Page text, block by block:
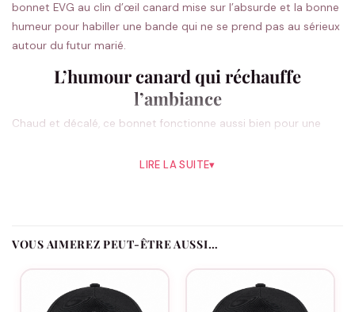
bonnet EVG au clin d’œil canard mise sur l’absurde et la bonne
humeur pour habiller une bande qui ne se prend pas au sérieux
autour du futur marié.
L’humour canard qui réchauffe
l’ambiance
Chaud et décalé, ce bonnet fonctionne aussi bien pour une
partout où passe la bande.
Ajoutez le prénom de chacun, la date de l’EVG et le rôle de
marié se distingue en un regard, et chaque bonnet garde sa
touche personnelle.
LIRE LA SUITE▾
VOUS AIMEREZ PEUT-ÊTRE AUSSI…